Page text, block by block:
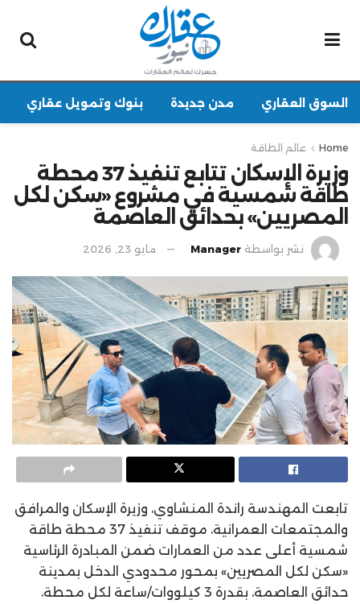
السوق العقاري مدن جديدة بنوك وتمويل عقاري
Home عالم الطاقة
وزيرة الإسكان تتابع تنفيذ 37 محطة
طاقة شمسية في مشروع «سكن لكل
المصريين» بحدائق العاصمة
نشر بواسطة Manager مايو 23, 2026
تابعت المهندسة راندة المنشاوي، وزيرة الإسكان والمرافق
والمجتمعات العمرانية، موقف تنفيذ 37 محطة طاقة
شمسية أعلى عدد من العمارات ضمن المبادرة الرئاسية
«سكن لكل المصريين» بمحور محدودي الدخل بمدينة
حدائق العاصمة، بقدرة 3 كيلووات/ساعة لكل محطة،